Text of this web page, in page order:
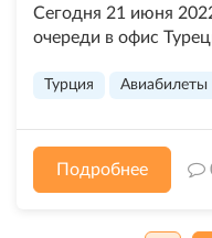
Сегодня 21 июня
очереди в офис
Турция Авиабилеты
Подробнее